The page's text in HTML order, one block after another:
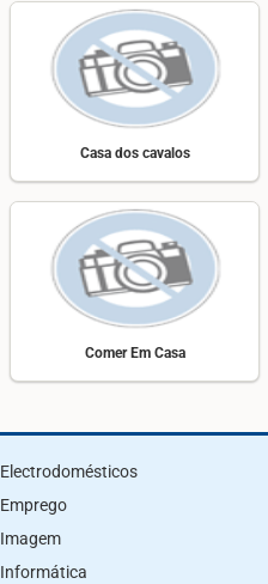
Casa dos cavalos
Comer Em Casa
Electrodomésticos
Emprego
Imagem
Informática